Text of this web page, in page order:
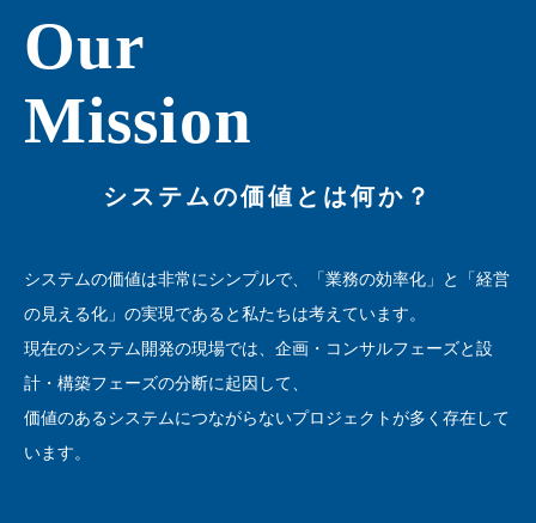
Our
Mission
システムの価値とは何か？
システムの価値は非常にシンプルで、
「業務の効率化」と「経営
の見える化」の実現であると私たちは考えています。
現在のシステム開発の現場では、企画・コンサルフェーズと設
計・構築フェーズの分断に起因して、
価値のあるシステムにつながらないプロジェクトが多く存在して
います。